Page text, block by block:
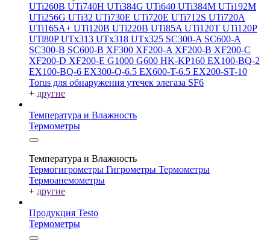
UTi260В UTi740H UTi384G UTi640 UTi384M UTi192M
UTi256G UTi32 UTi730E UTi720E UTi712S UTi720A
UTi165A+ UTi120B UTi220B UTi85A UTi120T UTi120P
UTi80PUTx313 UTx318 UTx325 SC300-A SC600-A
SC300-B SC600-B XF300 XF200-A XF200-B XF200-C
XF200-D XF200-E G1000 G600 HK-KP160 EX100-BQ-2
EX100-BQ-6 EX300-Q-6.5 EX600-T-6.5 EX200-ST-10
Torus для обнаружения утечек элегаза SF6
+ другие
Температура и Влажность
Термометры
Температура и Влажность
Термогигрометры Гигрометры Термометры
Термоанемометры
+ другие
Продукция Testo
Термометры